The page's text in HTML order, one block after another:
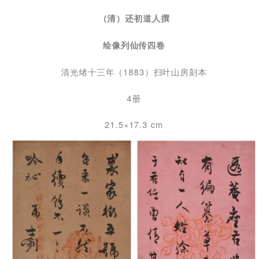
（清）还初道人撰
绘像列仙传四卷
清光绪十三年（1883）扫叶山房刻本
4册
21.5×17.3 cm